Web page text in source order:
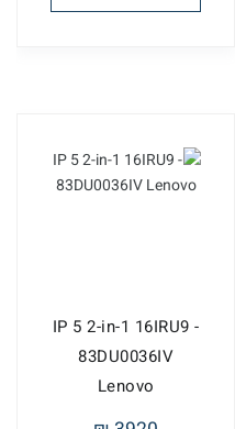
IP 5 2-in-1 16IRU9 -
83DU0036IV
Lenovo